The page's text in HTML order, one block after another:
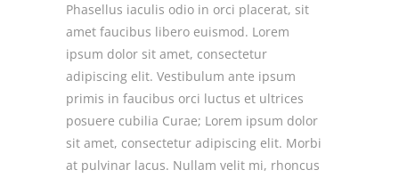
Phasellus iaculis odio in orci placerat, sit
amet faucibus libero euismod. Lorem
ipsum dolor sit amet, consectetur
adipiscing elit. Vestibulum ante ipsum
primis in faucibus orci luctus et ultrices
posuere cubilia Curae; Lorem ipsum dolor
sit amet, consectetur adipiscing elit. Morbi
at pulvinar lacus. Nullam velit mi, rhoncus